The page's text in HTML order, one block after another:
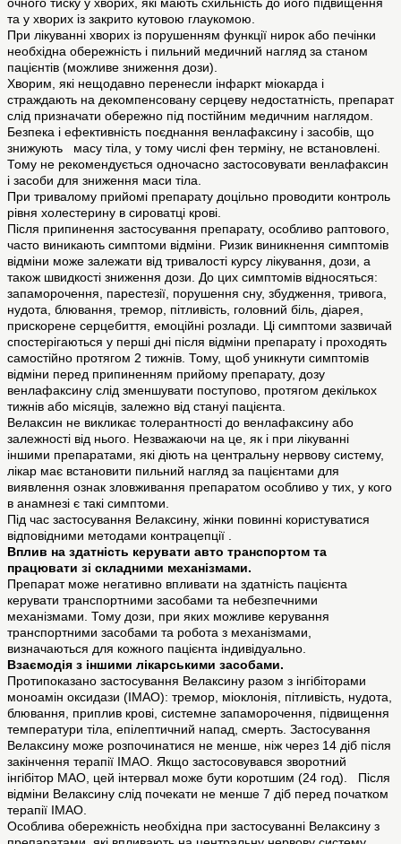
очного тиску у хворих, які мають схильність до його підвищення
та у хворих із закрито кутовою глаукомою.
При лікуванні хворих із порушенням функції нирок або печінки
необхідна обережність і пильний медичний нагляд за станом
пацієнтів (можливе зниження дози).
Хворим, які нещодавно перенесли інфаркт міокарда і
страждають на декомпенсовану серцеву недостатність, препарат
слід призначати обережно під постійним медичним наглядом.
Безпека і ефективність поєднання венлафаксину і засобів, що
знижують масу тіла, у тому числі фен терміну, не встановлені.
Тому не рекомендується одночасно застосовувати венлафаксин
і засоби для зниження маси тіла.
При тривалому прийомі препарату доцільно проводити контроль
рівня холестерину в сироватці крові.
Після припинення застосування препарату, особливо раптового,
часто виникають симптоми відміни. Ризик виникнення симптомів
відміни може залежати від тривалості курсу лікування, дози, а
також швидкості зниження дози. До цих симптомів відносяться:
запаморочення, парестезії, порушення сну, збудження, тривога,
нудота, блювання, тремор, пітливість, головний біль, діарея,
прискорене серцебиття, емоційні розлади. Ці симптоми зазвичай
спостерігаються у перші дні після відміни препарату і проходять
самостійно протягом 2 тижнів. Тому, щоб уникнути симптомів
відміни перед припиненням прийому препарату, дозу
венлафаксину слід зменшувати поступово, протягом декількох
тижнів або місяців, залежно від стануі пацієнта.
Велаксин не викликає толерантності до венлафаксину або
залежності від нього. Незважаючи на це, як і при лікуванні
іншими препаратами, які діють на центральну нервову систему,
лікар має встановити пильний нагляд за пацієнтами для
виявлення ознак зловживання препаратом особливо у тих, у кого
в анамнезі є такі симптоми.
Під час застосування Велаксину, жінки повинні користуватися
відповідними методами контрацепції .
Вплив на здатність керувати авто транспортом та
працювати зі складними механізмами.
Препарат може негативно впливати на здатність пацієнта
керувати транспортними засобами та небезпечними
механізмами. Тому дози, при яких можливе керування
транспортними засобами та робота з механізмами,
визначаються для кожного пацієнта індивідуально.
Взаємодія з іншими лікарськими засобами.
Протипоказано застосування Велаксину разом з інгібіторами
моноамін оксидази (ІМАО): тремор, міоклонія, пітливість, нудота,
блювання, приплив крові, системне запаморочення, підвищення
температури тіла, епілептичний напад, смерть. Застосування
Велаксину може розпочинатися не менше, ніж через 14 діб після
закінчення терапії ІМАО. Якщо застосовувався зворотний
інгібітор МАО, цей інтервал може бути коротшим (24 год). Після
відміни Велаксину слід почекати не менше 7 діб перед початком
терапії ІМАО.
Особлива обережність необхідна при застосуванні Велаксину з